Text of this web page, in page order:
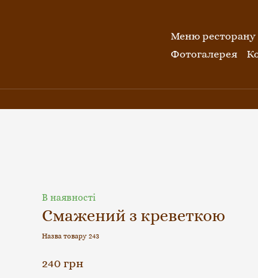
Меню ресторану
Фотогалерея
В наявності
Смажений з креветкою
Назва товару 243
240 грн